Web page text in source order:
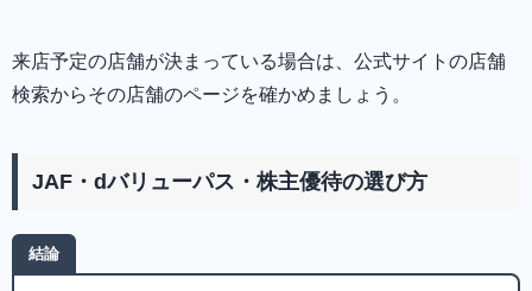
来店予定の店舗が決まっている場合は、公式サイトの店舗
検索からその店舗のページを確かめましょう。
JAF・dバリューパス・株主優待の選び方
結論